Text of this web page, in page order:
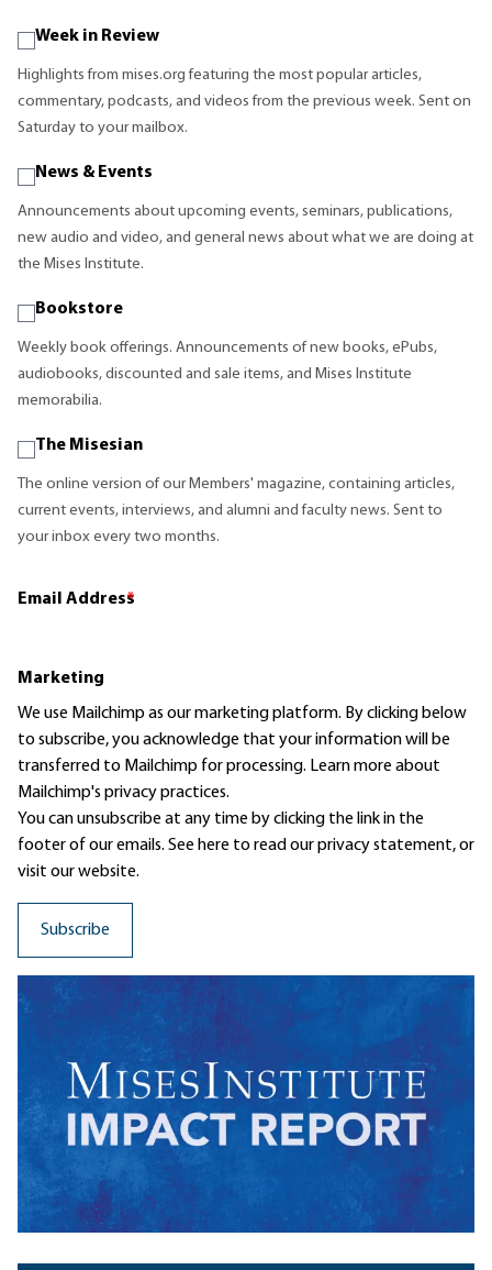
Week in Review
Highlights from mises.org featuring the most popular articles,
commentary, podcasts, and videos from the previous week. Sent on
Saturday to your mailbox.
News & Events
Announcements about upcoming events, seminars, publications,
new audio and video, and general news about what we are doing at
the Mises Institute.
Bookstore
Weekly book offerings. Announcements of new books, ePubs,
audiobooks, discounted and sale items, and Mises Institute
memorabilia.
The Misesian
The online version of our Members' magazine, containing articles,
current events, interviews, and alumni and faculty news. Sent to
your inbox every two months.
Email Address
*
Marketing
We use Mailchimp as our marketing platform. By clicking below
to subscribe, you acknowledge that your information will be
transferred to Mailchimp for processing. Learn moreabout
Mailchimp's privacy practices.
You can unsubscribe at any time by clicking the link in the
footer of our emails. See here to read ourprivacy statement, or
visit our website.